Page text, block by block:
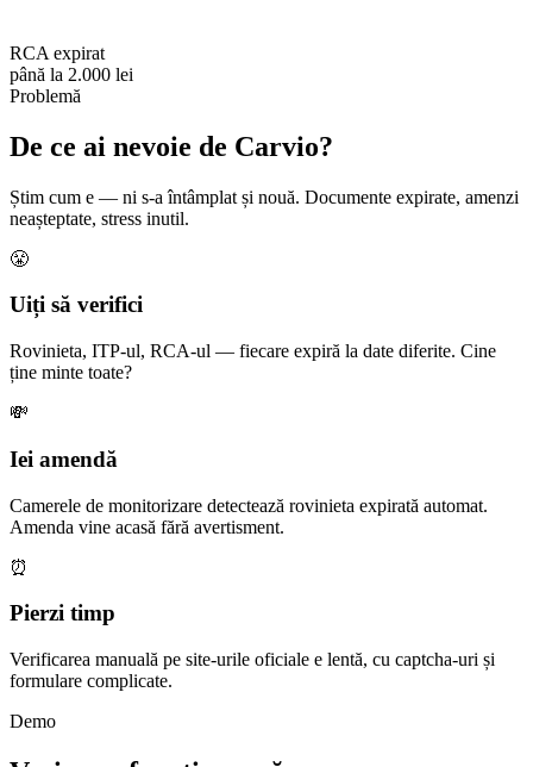
RCA expirat
până la 2.000 lei
Problemă
De ce ai nevoie de Carvio?
Știm cum e — ni s-a întâmplat și nouă. Documente expirate, amenzi
neașteptate, stress inutil.
😤
Uiți să verifici
Rovinieta, ITP-ul, RCA-ul — fiecare expiră la date diferite. Cine
ține minte toate?
💸
Iei amendă
Camerele de monitorizare detectează rovinieta expirată automat.
Amenda vine acasă fără avertisment.
⏰
Pierzi timp
Verificarea manuală pe site-urile oficiale e lentă, cu captcha-uri și
formulare complicate.
Demo